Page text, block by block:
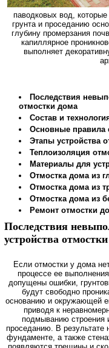
паводковых вод,
грунта и проседанию
глубину промерзания
капиллярное
выполняет
Последствия
отмостки дома
Состав и
Основные правила
Этапы устройства
Теплоизоляция
Материалы для
Отмостка дома из
Отмостка дома из
Отмостка дома из
Ремонт отмостки
Последствия
устройства
Если отмостки у дома
процессе ее
допущены ошибки,
будут свободно
основанию и окружающей
приводя к
подмыванию строения
проседанию. В результате
фундаменте, а также